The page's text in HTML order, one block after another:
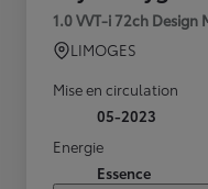
1.0 VVT-i 72ch Design
LIMOGES
Mise en circulation
05-2023
Energie
Essence